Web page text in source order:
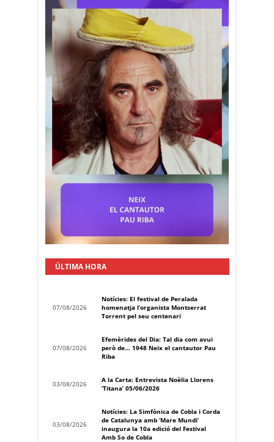
ÚLTIMA HORA
07/08/2026
Notícies: El festival de Peralada
homenatja l’organista Montserrat
Torrent pel seu centenari
07/08/2026
Efemèrides del Dia: Tal dia com avui
però de… 1948 Neix el cantautor Pau
Riba
03/08/2026
A la Carta: Entrevista Noèlia Llorens
‘Titana’ 05/06/2026
03/08/2026
Notícies: La Simfònica de Cobla i Corda
de Catalunya amb ‘Mare Mundi’
inaugura la 10a edició del Festival
Amb So de Cobla